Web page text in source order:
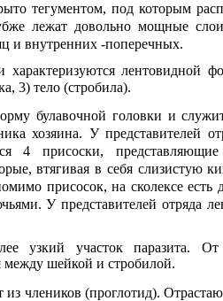
тегументом, под которым
лежат довольно мощные
и внутренних -поперечных.
характеризуются лентовидной
3) тело (стробила).
булавочной головки и
хозяина. У представителей
4 присоски,
втягивая в себя
присосок, на сколексе
У представителей отряда
узкий участок паразита.
шейкой и стробилой.
из члеников (проглотид).